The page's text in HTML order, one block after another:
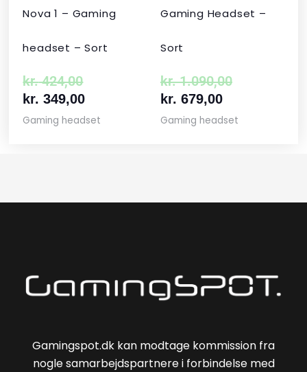
Nova 1 – Gaming
headset – Sort
kr.424,00
kr. 349,00
Gaming headset
Gaming Headset –
Sort
kr.1.090,00
kr. 679,00
Gaming headset
Gamingspot.dk kan modtage kommission fra
nogle samarbejdspartnere i forbindelse med